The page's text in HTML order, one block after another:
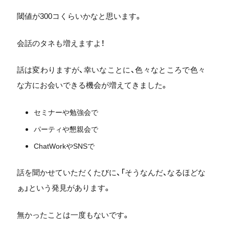
閾値が300コくらいかなと思います。
会話のタネも増えますよ！
話は変わりますが、幸いなことに、色々なところで色々
な方にお会いできる機会が増えてきました。
セミナーや勉強会で
パーティや懇親会で
ChatWorkやSNSで
話を聞かせていただくたびに、「そうなんだ、なるほどな
ぁ」という発見があります。
無かったことは一度もないです。